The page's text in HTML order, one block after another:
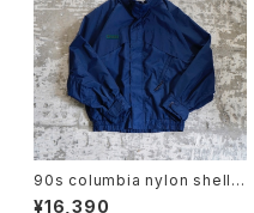
90s columbia nylon shell j
acket
¥16,390